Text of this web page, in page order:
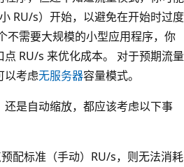
RU/s）开始，以避免在开始时过度
不需要大规模的小型应用程序，你
RU/s 来优化成本。 对于预期流量
以考虑无服务器容量模式。
是自动缩放，都应该考虑以下事
配标准（手动）RU/s，则无法消耗